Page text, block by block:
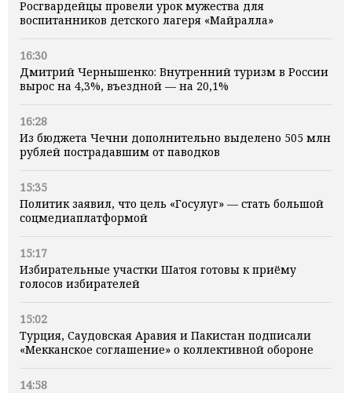
Росгвардейцы провели урок мужества для
воспитанников детского лагеря «Майралла»
16:30
Дмитрий Чернышенко: Внутренний туризм в России
вырос на 4,3%, въездной — на 20,1%
16:28
Из бюджета Чечни дополнительно выделено 505 млн
рублей пострадавшим от паводков
15:35
Политик заявил, что цель «Госулуг» — стать большой
соцмедиаплатформой
15:17
Избирательные участки Шатоя готовы к приёму
голосов избирателей
15:02
Турция, Саудовская Аравия и Пакистан подписали
«Мекканское соглашение» о коллективной обороне
14:58